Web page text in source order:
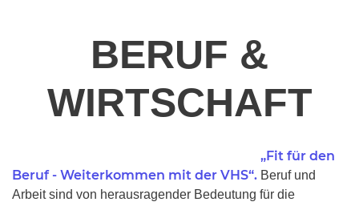
BERUF &
WIRTSCHAFT
„Fit für den
Beruf - Weiterkommen mit der VHS“. Beruf und
Arbeit sind von herausragender Bedeutung für die